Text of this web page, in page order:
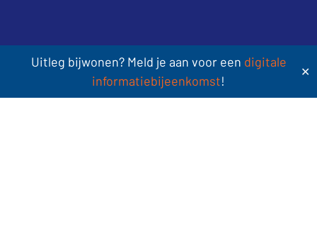
Uitleg bijwonen? Meld je aan voor een digitale
informatiebijeenkomst!
✕
contact